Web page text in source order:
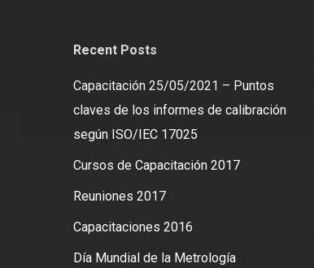
Recent Posts
Capacitación 25/05/2021 – Puntos
claves de los informes de calibración
según ISO/IEC 17025
Cursos de Capacitación 2017
Reuniones 2017
Capacitaciones 2016
Día Mundial de la Metrología